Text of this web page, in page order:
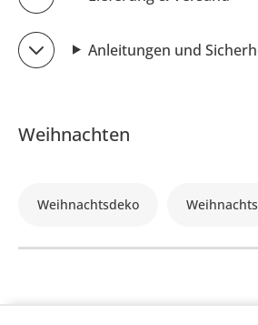
Anleitungen und
Weihnachten
Weihnachtsdeko